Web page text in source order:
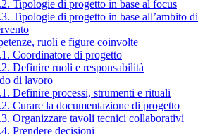
Tipologie di progetto in base al focus
Tipologie di progetto in base all’ambito di
ruoli e figure coinvolte
Coordinatore di progetto
Definire ruoli e responsabilità
di lavoro
Definire processi, strumenti e rituali
Curare la documentazione di progetto
Organizzare tavoli tecnici collaborativi
Prendere decisioni